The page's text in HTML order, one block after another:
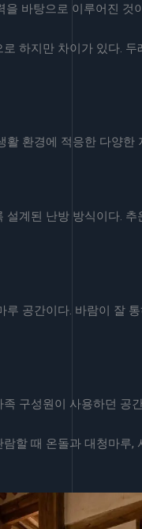
바탕으로 이루어진 것
하지만 차이가 있다.
환경에 적응한 다양한
설계된 난방 방식이다.
루 공간이다. 바람이 잘
구성원이 사용하던 공
할 때 온돌과 대청마루